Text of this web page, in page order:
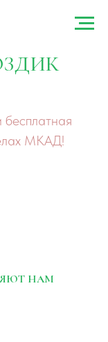
бесплатная
МКАД!
НАМ